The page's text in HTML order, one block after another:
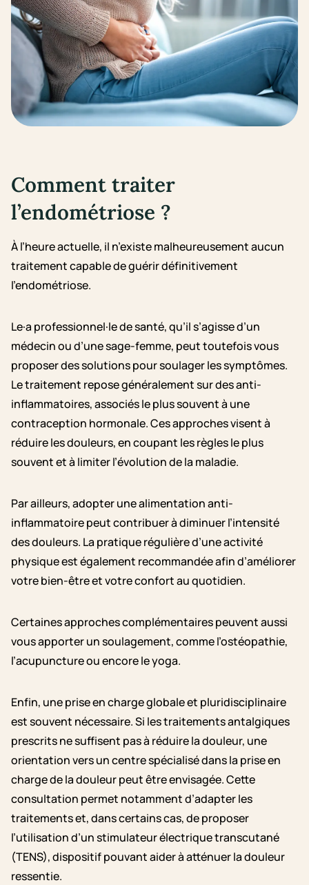
Comment traiter
l’endométriose ?
À l’heure actuelle, il n’existe malheureusement aucun
traitement capable de guérir définitivement
l’endométriose.
Le·a professionnel·le de santé, qu’il s’agisse d’un
médecin ou d’une sage-femme, peut toutefois vous
proposer des solutions pour soulager les symptômes.
Le traitement repose généralement sur des anti-
inflammatoires, associés le plus souvent à une
contraception hormonale. Ces approches visent à
réduire les douleurs, en coupant les règles le plus
souvent et à limiter l’évolution de la maladie.
Par ailleurs, adopter une alimentation anti-
inflammatoire peut contribuer à diminuer l’intensité
des douleurs. La pratique régulière d’une activité
physique est également recommandée afin d’améliorer
votre bien-être et votre confort au quotidien.
Certaines approches complémentaires peuvent aussi
vous apporter un soulagement, comme l’ostéopathie,
l’acupuncture ou encore le yoga.
Enfin, une prise en charge globale et pluridisciplinaire
est souvent nécessaire. Si les traitements antalgiques
prescrits ne suffisent pas à réduire la douleur, une
orientation vers un centre spécialisé dans la prise en
charge de la douleur peut être envisagée. Cette
consultation permet notamment d’adapter les
traitements et, dans certains cas, de proposer
l’utilisation d’un stimulateur électrique transcutané
(TENS), dispositif pouvant aider à atténuer la douleur
ressentie.